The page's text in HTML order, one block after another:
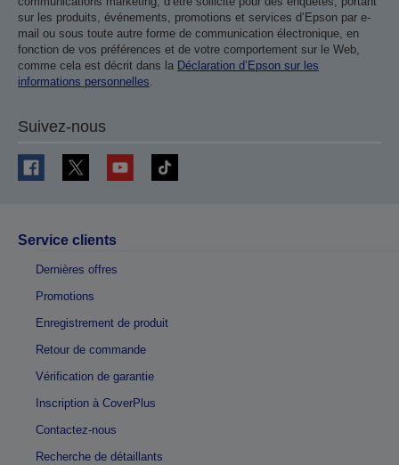
sur les produits, événements, promotions et services d’Epson par e-
mail ou sous toute autre forme de communication électronique, en
fonction de vos préférences et de votre comportement sur le Web,
comme cela est décrit dans la Déclaration d’Epson sur les
informations personnelles.
Suivez-nous
Service clients
Dernières offres
Promotions
Enregistrement de produit
Retour de commande
Vérification de garantie
Inscription à CoverPlus
Contactez-nous
Recherche de détaillants